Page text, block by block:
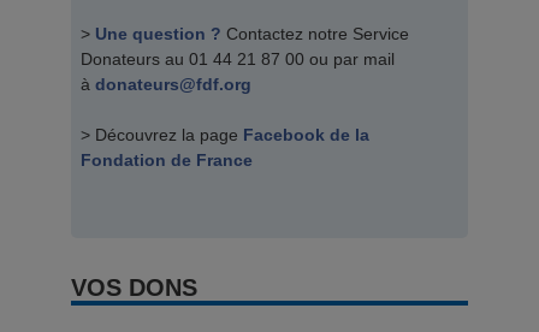
> Une question ? Contactez notre Service
Donateurs au 01 44 21 87 00 ou par mail
à donateurs@fdf.org
> Découvrez la page Facebook de la
Fondation de France
VOS DONS